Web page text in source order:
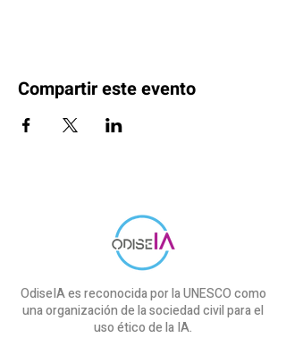
Compartir este evento
OdiseIA es reconocida por la UNESCO como
una organización de la sociedad civil para el
uso ético de la IA.